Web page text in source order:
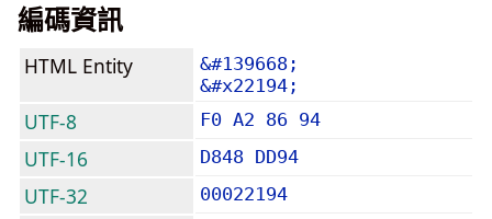
編碼資訊
HTML Entity
&#139668;
&#x22194;
UTF-8 F0 A2 86 94
UTF-16 D848 DD94
UTF-32 00022194